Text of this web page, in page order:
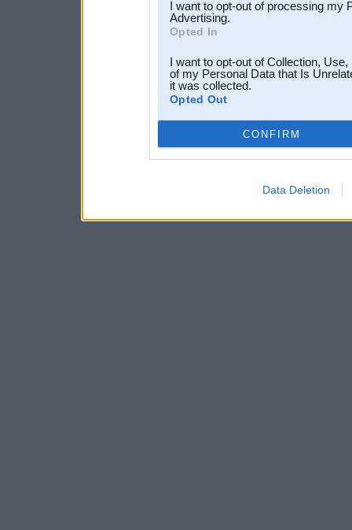
I want to opt-out of processing my
Advertising.
Opted In
I want to opt-out of Collection,
of my Personal Data that Is
it was collected.
Opted Out
CONFIRM
Data Deletion